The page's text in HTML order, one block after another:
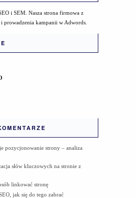
i SEM. Nasza strona firmowa z
prowadzenia kampanii w Adwords.
pozycjonowanie strony – analiza
słów kluczowych na stronie z
linkować stronę
jak się do tego zabrać